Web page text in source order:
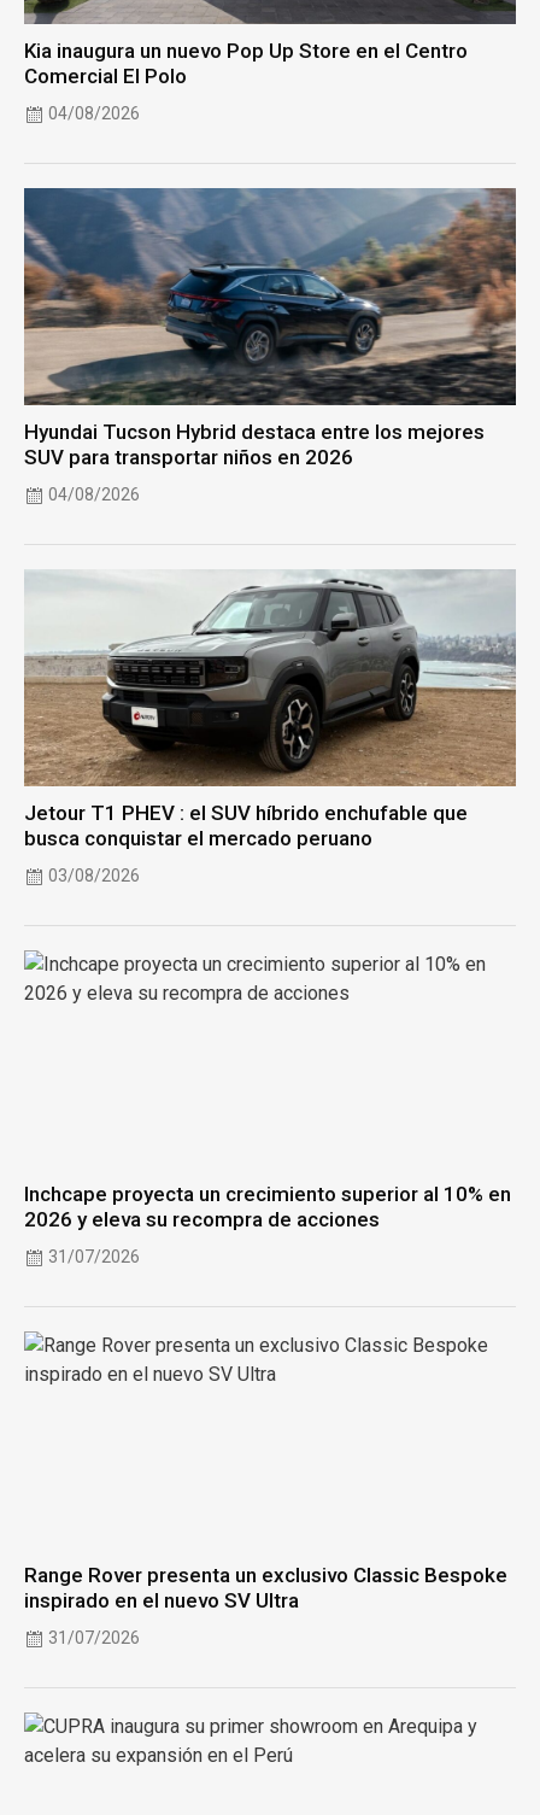
Kia inaugura un nuevo Pop Up Store en el Centro
Comercial El Polo
04/08/2026
Hyundai Tucson Hybrid destaca entre los mejores
SUV para transportar niños en 2026
04/08/2026
Jetour T1 PHEV : el SUV híbrido enchufable que
busca conquistar el mercado peruano
03/08/2026
Inchcape proyecta un crecimiento superior al 10% en
2026 y eleva su recompra de acciones
31/07/2026
Range Rover presenta un exclusivo Classic Bespoke
inspirado en el nuevo SV Ultra
31/07/2026